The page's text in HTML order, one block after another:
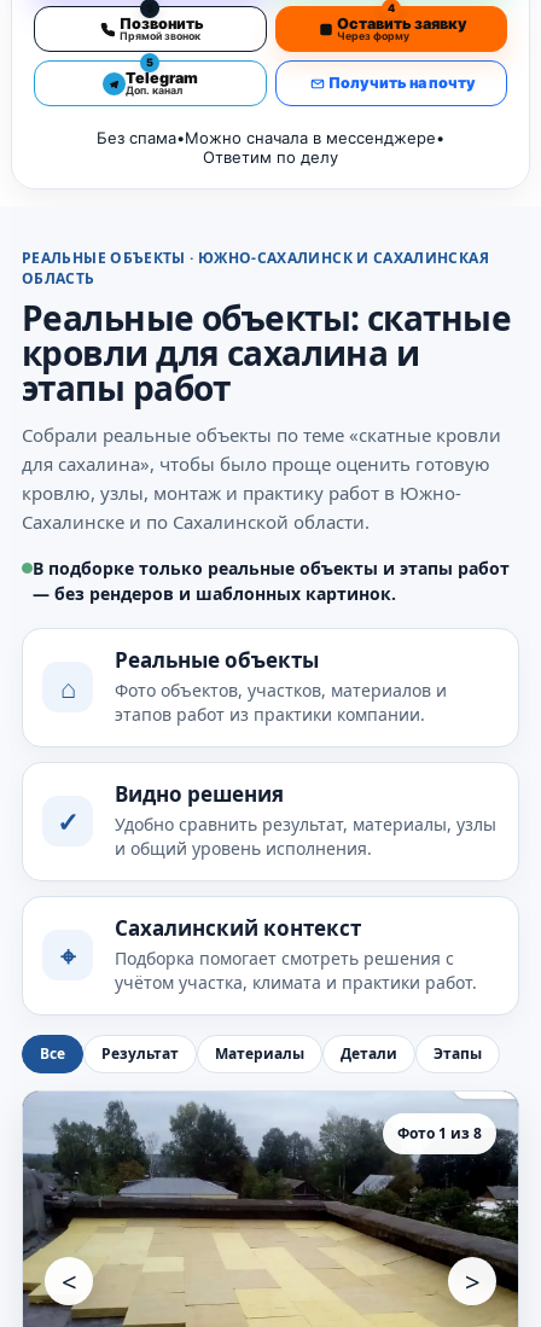
3
Позвонить
Прямой звонок
4
Оставить заявку
Через форму
5
Telegram
Доп. канал Получить на почту
Без спама•Можно сначала в мессенджере•
Ответим по делу
РЕАЛЬНЫЕ ОБЪЕКТЫ · ЮЖНО-САХАЛИНСК И САХАЛИНСКАЯ
ОБЛАСТЬ
Реальные объекты: скатные
кровли для сахалина и
этапы работ
Собрали реальные объекты по теме «скатные кровли
для сахалина», чтобы было проще оценить готовую
кровлю, узлы, монтаж и практику работ в Южно-
Сахалинске и по Сахалинской области.
В подборке только реальные объекты и этапы работ
— без рендеров и шаблонных картинок.
⌂
Реальные объекты
Фото объектов, участков, материалов и
этапов работ из практики компании.
✓
Видно решения
Удобно сравнить результат, материалы, узлы
и общий уровень исполнения.
⌖
Сахалинский контекст
Подборка помогает смотреть решения с
учётом участка, климата и практики работ.
Все Результат Материалы Детали Этапы
Фото 1 из 8
< >